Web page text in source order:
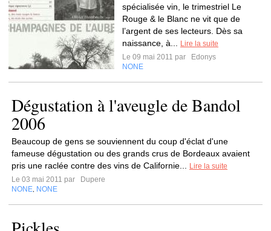
spécialisée vin, le trimestriel Le
Rouge & le Blanc ne vit que de
l’argent de ses lecteurs. Dès sa
naissance, à...
Lire la suite
Le 09 mai 2011 par
Edonys
NONE
Dégustation à l'aveugle de Bandol
2006
Beaucoup de gens se souviennent du coup d'éclat d'une
fameuse dégustation ou des grands crus de Bordeaux avaient
pris une raclée contre des vins de Californie...
Lire la suite
Le 03 mai 2011 par
Dupere
NONE NONE